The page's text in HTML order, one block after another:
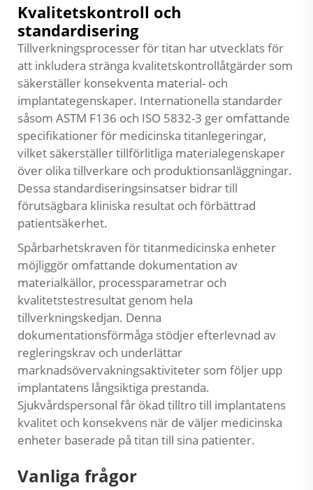
Kvalitetskontroll och
standardisering
Tillverkningsprocesser för titan har utvecklats för
att inkludera stränga kvalitetskontrollåtgärder som
säkerställer konsekventa material- och
implantategenskaper. Internationella standarder
såsom ASTM F136 och ISO 5832-3 ger omfattande
specifikationer för medicinska titanlegeringar,
vilket säkerställer tillförlitliga materialegenskaper
över olika tillverkare och produktionsanläggningar.
Dessa standardiseringsinsatser bidrar till
förutsägbara kliniska resultat och förbättrad
patientsäkerhet.
Spårbarhetskraven för titanmedicinska enheter
möjliggör omfattande dokumentation av
materialkällor, processparametrar och
kvalitetstestresultat genom hela
tillverkningskedjan. Denna
dokumentationsförmåga stödjer efterlevnad av
regleringskrav och underlättar
marknadsövervakningsaktiviteter som följer upp
implantatens långsiktiga prestanda.
Sjukvårdspersonal får ökad tilltro till implantatens
kvalitet och konsekvens när de väljer medicinska
enheter baserade på titan till sina patienter.
Vanliga frågor